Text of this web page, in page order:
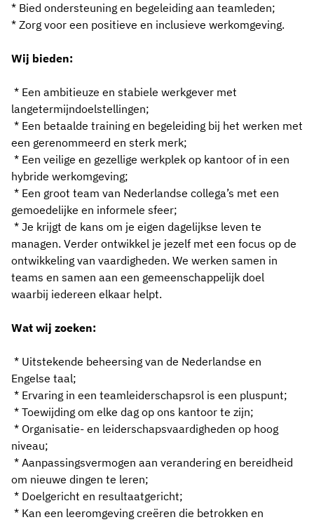
* Bied ondersteuning en begeleiding aan teamleden;
* Zorg voor een positieve en inclusieve werkomgeving.
Wij bieden:
* Een ambitieuze en stabiele werkgever met
langetermijndoelstellingen;
* Een betaalde training en begeleiding bij het werken met
een gerenommeerd en sterk merk;
* Een veilige en gezellige werkplek op kantoor of in een
hybride werkomgeving;
* Een groot team van Nederlandse collega’s met een
gemoedelijke en informele sfeer;
* Je krijgt de kans om je eigen dagelijkse leven te
managen. Verder ontwikkel je jezelf met een focus op de
ontwikkeling van vaardigheden. We werken samen in
teams en samen aan een gemeenschappelijk doel
waarbij iedereen elkaar helpt.
Wat wij zoeken:
* Uitstekende beheersing van de Nederlandse en
Engelse taal;
* Ervaring in een teamleiderschapsrol is een pluspunt;
* Toewijding om elke dag op ons kantoor te zijn;
* Organisatie- en leiderschapsvaardigheden op hoog
niveau;
* Aanpassingsvermogen aan verandering en bereidheid
om nieuwe dingen te leren;
* Doelgericht en resultaatgericht;
* Kan een leeromgeving creëren die betrokken en